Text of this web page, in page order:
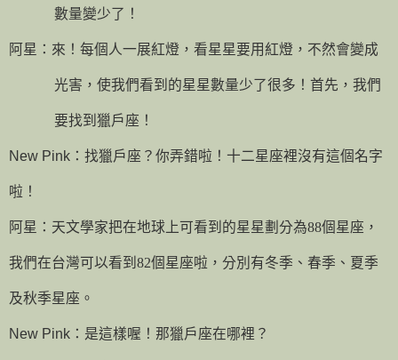
數量變少了！
阿星：來！每個人一展紅燈，看星星要用紅燈，不然會變成
光害，使我們看到的星星數量少了很多！首先，我們
要找到獵戶座！
New Pink ：找獵戶座？你弄錯啦！十二星座裡沒有這個名字
啦！
阿星：天文學家把在地球上可看到的星星劃分為88個星座，
我們在台灣可以看到 82個星座啦，分別有冬季、春季、夏季
及秋季星座。
New Pink ：是這樣喔！那獵戶座在哪裡？